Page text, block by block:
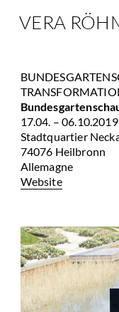
VERA
17.04. – 06.10.2019
Stadtquartier
74076 Heilbronn
Allemagne
Website